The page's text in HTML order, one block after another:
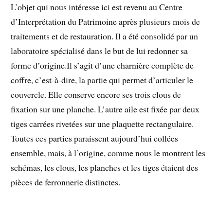
L’objet qui nous intéresse ici est revenu au Centre
d’Interprétation du Patrimoine après plusieurs mois de
traitements et de restauration. Il a été consolidé par un
laboratoire spécialisé dans le but de lui redonner sa
forme d’origine.Il s’agit d’une charnière complète de
coffre, c’est-à-dire, la partie qui permet d’articuler le
couvercle. Elle conserve encore ses trois clous de
fixation sur une planche. L’autre aile est fixée par deux
tiges carrées rivetées sur une plaquette rectangulaire.
Toutes ces parties paraissent aujourd’hui collées
ensemble, mais, à l’origine, comme nous le montrent les
schémas, les clous, les planches et les tiges étaient des
pièces de ferronnerie distinctes.